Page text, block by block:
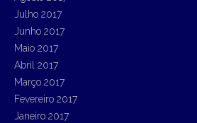
Julho 2017
Junho 2017
Maio 2017
Abril 2017
Março 2017
Fevereiro 2017
Janeiro 2017